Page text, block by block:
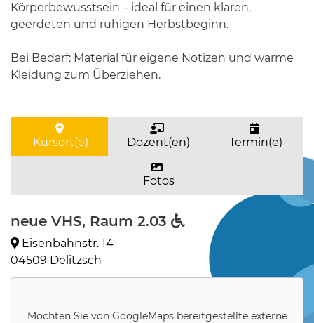
Körperbewusstsein – ideal für einen klaren,
geerdeten und ruhigen Herbstbeginn.
Bei Bedarf: Material für eigene Notizen und warme
Kleidung zum Überziehen.
Kursort(e) Dozent(en) Termin(e)
Fotos
neue VHS, Raum 2.03
Eisenbahnstr. 14
04509 Delitzsch
Möchten Sie von GoogleMapsbereitgestellte externe